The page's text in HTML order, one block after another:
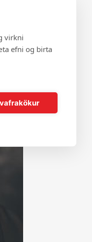
virkni
efni og birta